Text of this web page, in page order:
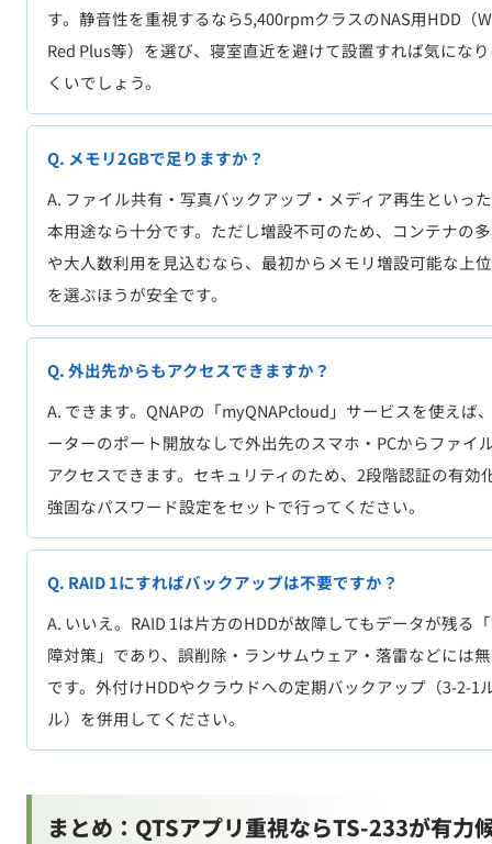
す。静音性を重視するなら5,400rpmクラスのNAS用HDD（
Red Plus等）を選び、寝室直近を避けて設置すれば気にな
くいでしょう。
Q. メモリ2GBで足りますか？
A. ファイル共有・写真バックアップ・メディア再生といっ
本用途なら十分です。ただし増設不可のため、コンテナの
や大人数利用を見込むなら、最初からメモリ増設可能な上
を選ぶほうが安全です。
Q. 外出先からもアクセスできますか？
A. できます。QNAPの「myQNAPcloud」サービスを使えば
ーターのポート開放なしで外出先のスマホ・PCからファイ
アクセスできます。セキュリティのため、2段階認証の有効
強固なパスワード設定をセットで行ってください。
Q. RAID 1にすればバックアップは不要ですか？
A. いいえ。RAID 1は片方のHDDが故障してもデータが残る
障対策」であり、誤削除・ランサムウェア・落雷などには
です。外付けHDDやクラウドへの定期バックアップ（3-2-1
ル）を併用してください。
まとめ：QTSアプリ重視ならTS-233が有力